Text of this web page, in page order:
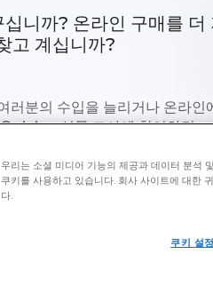
니까? 온라인 구매를 더
고 계십니까?
러분의 수입을 늘리거나 온라인
설문 조사에 참여하면
로 리워드를 받을 수 있습니다.
바로 받으세요.
우리는 소셜 미디어 기능의 제공과 데이터 분석
쿠키를 사용하고 있습니다. 회사 사이트에 대한
다.
쿠키 설정